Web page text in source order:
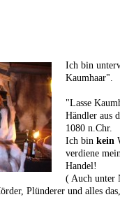
Ich bin
Kaumhaar".
"Lasse
Händler aus
1080 n.Chr.
Ich bin kein
verdiene
Handel!
( Auch unter
Plünderer und alles